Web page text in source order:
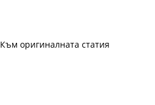
Към оригиналната статия